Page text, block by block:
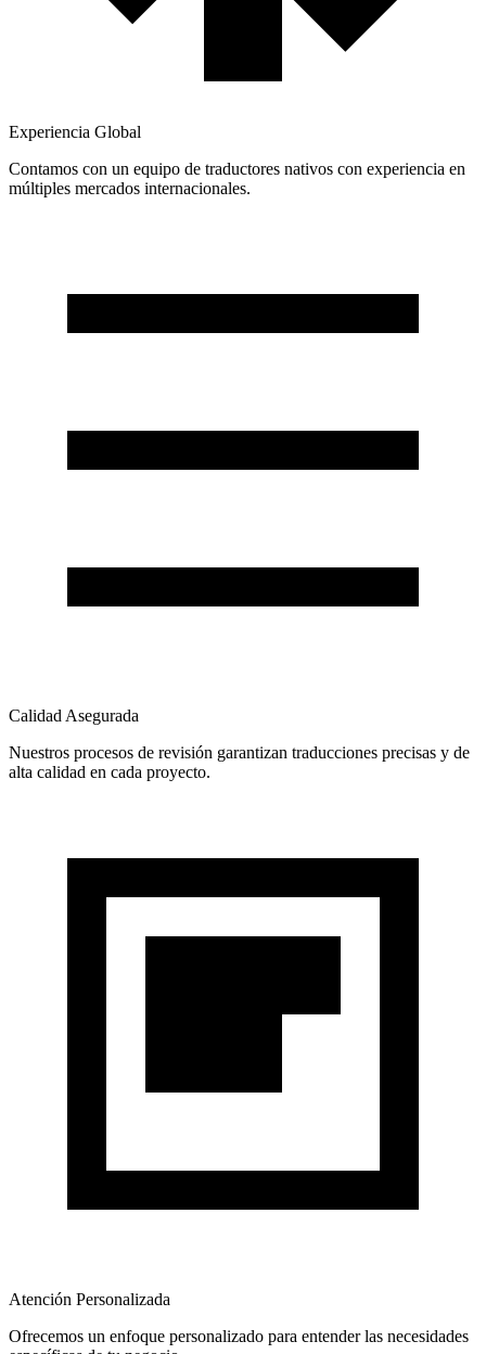
Experiencia Global
Contamos con un equipo de traductores nativos con experiencia en
múltiples mercados internacionales.
Calidad Asegurada
Nuestros procesos de revisión garantizan traducciones precisas y de
alta calidad en cada proyecto.
Atención Personalizada
Ofrecemos un enfoque personalizado para entender las necesidades